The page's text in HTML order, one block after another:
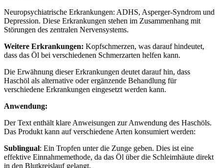
Neuropsychiatrische Erkrankungen: ADHS, Asperger-Syndrom und
Depression. Diese Erkrankungen stehen im Zusammenhang mit
Störungen des zentralen Nervensystems.
Weitere Erkrankungen: Kopfschmerzen, was darauf hindeutet,
dass das Öl bei verschiedenen Schmerzarten helfen kann.
Die Erwähnung dieser Erkrankungen deutet darauf hin, dass
Haschöl als alternative oder ergänzende Behandlung für
verschiedene Erkrankungen eingesetzt werden kann.
Anwendung:
Der Text enthält klare Anweisungen zur Anwendung des Haschöls.
Das Produkt kann auf verschiedene Arten konsumiert werden:
Sublingual: Ein Tropfen unter die Zunge geben. Dies ist eine
effektive Einnahmemethode, da das Öl über die Schleimhäute direkt
in den Blutkreislauf gelangt.